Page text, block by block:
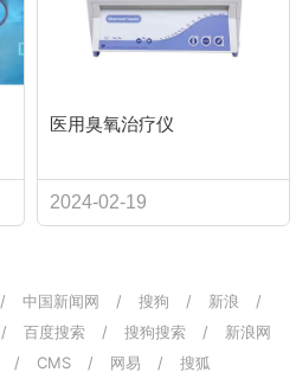
医用臭氧治疗仪
2024-02-19
/ 中国新闻网 / 搜狗 / 新浪
/
/ 百度搜索 / 搜狗搜索 /
新浪网
/ CMS / 网易 / 搜狐